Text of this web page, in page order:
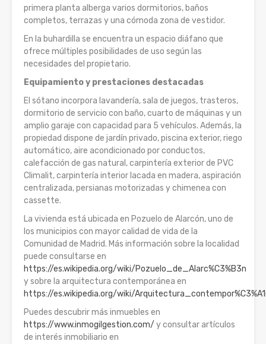
primera planta alberga varios dormitorios, baños
completos, terrazas y una cómoda zona de vestidor.
En la buhardilla se encuentra un espacio diáfano que
ofrece múltiples posibilidades de uso según las
necesidades del propietario.
Equipamiento y prestaciones destacadas
El sótano incorpora lavandería, sala de juegos, trasteros,
dormitorio de servicio con baño, cuarto de máquinas y un
amplio garaje con capacidad para 5 vehículos. Además, la
propiedad dispone de jardín privado, piscina exterior, riego
automático, aire acondicionado por conductos,
calefacción de gas natural, carpintería exterior de PVC
Climalit, carpintería interior lacada en madera, aspiración
centralizada, persianas motorizadas y chimenea con
cassette.
La vivienda está ubicada en Pozuelo de Alarcón, uno de
los municipios con mayor calidad de vida de la
Comunidad de Madrid. Más información sobre la localidad
puede consultarse en
https://es.wikipedia.org/wiki/Pozuelo_de_Alarc%C3%B3n
y sobre la arquitectura contemporánea en
https://es.wikipedia.org/wiki/
Puedes descubrir más inmuebles en
https://www.inmogilgestion.com/ y consultar artículos
de interés inmobiliario en